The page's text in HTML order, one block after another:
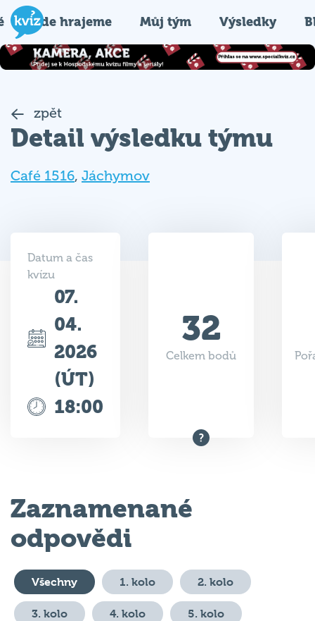
Kde hrajeme Můj tým Výsledky
zpět
Detail výsledku týmu
Café 1516, Jáchymov
Datum a čas
kvízu
07.
04.
2026
(ÚT)
18:00
32
Celkem bodů
Zaznamenané
odpovědi
Všechny 1. kolo 2. kolo
3. kolo 4. kolo 5. kolo